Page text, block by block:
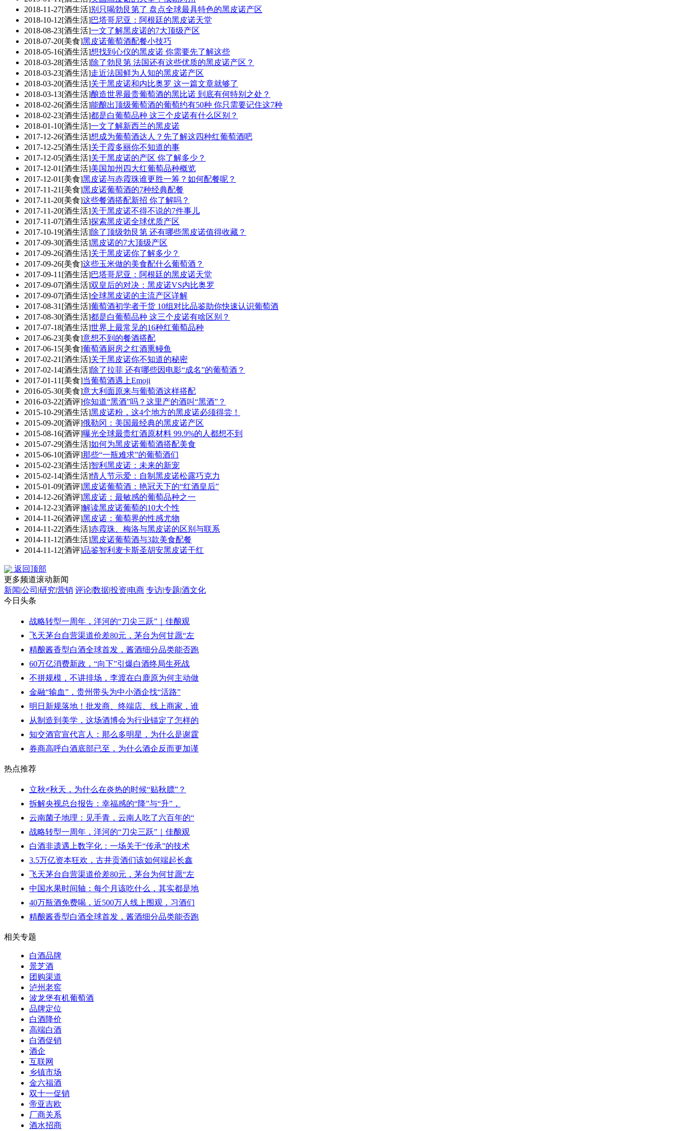
2018-11-27[酒生活]别只喝勃艮第了 盘点全球最具特色的黑皮诺产区
2018-10-12[酒生活]巴塔哥尼亚：阿根廷的黑皮诺天堂
2018-08-23[酒生活]一文了解黑皮诺的7大顶级产区
2018-07-20[美食]黑皮诺葡萄酒配餐小技巧
2018-05-16[酒生活]想找到心仪的黑皮诺 你需要先了解这些
2018-03-28[酒生活]除了勃艮第 法国还有这些优质的黑皮诺产区？
2018-03-23[酒生活]走近法国鲜为人知的黑皮诺产区
2018-03-20[酒生活]关于黑皮诺和内比奥罗 这一篇文章就够了
2018-03-13[酒生活]酿造世界最贵葡萄酒的黑比诺 到底有何特别之处？
2018-02-26[酒生活]能酿出顶级葡萄酒的葡萄约有50种 你只需要记住这7种
2018-02-23[酒生活]都是白葡萄品种 这三个皮诺有什么区别？
2018-01-10[酒生活]一文了解新西兰的黑皮诺
2017-12-26[酒生活]想成为葡萄酒达人？先了解这四种红葡萄酒吧
2017-12-25[酒生活]关于霞多丽你不知道的事
2017-12-05[酒生活]关于黑皮诺的产区 你了解多少？
2017-12-01 [酒生活]美国加州四大红葡萄品种概览
2017-12-01 [美食]黑皮诺与赤霞珠谁更胜一筹？如何配餐呢？
2017-11-21 [美食]黑皮诺葡萄酒的7种经典配餐
2017-11-20[美食]这些餐酒搭配新招 你了解吗？
2017-11-20[酒生活]关于黑皮诺不得不说的7件事儿
2017-11-07[酒生活]探索黑皮诺全球优质产区
2017-10-19[酒生活]除了顶级勃艮第 还有哪些黑皮诺值得收藏？
2017-09-30[酒生活]黑皮诺的7大顶级产区
2017-09-26[酒生活]关于黑皮诺你了解多少？
2017-09-26[美食]这些玉米做的美食配什么葡萄酒？
2017-09-11 [酒生活]巴塔哥尼亚：阿根廷的黑皮诺天堂
2017-09-07[酒生活]双皇后的对决：黑皮诺VS内比奥罗
2017-09-07[酒生活]全球黑皮诺的主流产区详解
2017-08-31 [酒生活]葡萄酒初学者干货 10组对比品鉴助你快速认识葡萄酒
2017-08-30[酒生活]都是白葡萄品种 这三个皮诺有啥区别？
2017-07-18[酒生活]世界上最常见的16种红葡萄品种
2017-06-23[美食]意想不到的餐酒搭配
2017-06-15[美食]葡萄酒厨房之红酒熏鳗鱼
2017-02-21 [酒生活]关于黑皮诺你不知道的秘密
2017-02-14[酒生活]除了拉菲 还有哪些因电影“成名”的葡萄酒？
2017-01-11 [美食]当葡萄酒遇上Emoji
2016-05-30[美食]意大利面原来与葡萄酒这样搭配
2016-03-22[酒评]你知道“黑酒”吗？这里产的酒叫“黑酒”？
2015-10-29[酒生活]黑皮诺粉，这4个地方的黑皮诺必须得尝！
2015-09-20[酒评]俄勒冈：美国最经典的黑皮诺产区
2015-08-16[酒评]曝光全球最贵红酒原材料 99.9%的人都想不到
2015-07-29[酒生活]如何为黑皮诺葡萄酒搭配美食
2015-06-10[酒评]那些“一瓶难求”的葡萄酒们
2015-02-23[酒生活]智利黑皮诺：未来的新宠
2015-02-14[酒生活]情人节示爱：自制黑皮诺松露巧克力
2015-01-09[酒评]黑皮诺葡萄酒：艳冠天下的“红酒皇后”
2014-12-26[酒评]黑皮诺：最敏感的葡萄品种之一
2014-12-23[酒评]解读黑皮诺葡萄的10大个性
2014-11-26[酒评]黑皮诺：葡萄界的性感尤物
2014-11-22[酒生活]赤霞珠、梅洛与黑皮诺的区别与联系
2014-11-12[酒生活]黑皮诺葡萄酒与3款美食配餐
2014-11-12[酒评]品鉴智利麦卡斯圣胡安黑皮诺干红
返回顶部
更多频道滚动新闻
新闻|公司 |研究|营销 评论|数据|投资|电商 专访|专题|酒文化
今日头条
战略转型一周年，洋河的“刀尖三跃”｜佳酿观
飞天茅台自营渠道价差80元，茅台为何甘愿“左
精酿酱香型白酒全球首发，酱酒细分品类能否跑
60万亿消费新政，“向下”引爆白酒终局生死战
不拼规模，不讲排场，李渡在白鹿原为何主动做
金融“输血”，贵州带头为中小酒企找“活路”
明日新规落地！批发商、终端店、线上商家，谁
从制造到美学，这场酒博会为行业锚定了怎样的
知交酒官宣代言人：那么多明星，为什么是谢霆
券商高呼白酒底部已至，为什么酒企反而更加谨
热点推荐
立秋≠秋天，为什么在炎热的时候“贴秋膘”？
拆解央视总台报告：幸福感的“降”与“升”，
云南菌子地理：见手青，云南人吃了六百年的“
战略转型一周年，洋河的“刀尖三跃”｜佳酿观
白酒非遗遇上数字化：一场关于“传承”的技术
3.5万亿资本狂欢，古井贡酒们该如何端起长鑫
飞天茅台自营渠道价差80元，茅台为何甘愿“左
中国水果时间轴：每个月该吃什么，其实都是地
40万瓶酒免费喝，近500万人线上围观，习酒们
精酿酱香型白酒全球首发，酱酒细分品类能否跑
相关专题
白酒品牌
景芝酒
团购渠道
泸州老窖
波龙堡有机葡萄酒
品牌定位
白酒降价
高端白酒
白酒促销
酒企
互联网
乡镇市场
金六福酒
双十一促销
帝亚吉欧
厂商关系
酒水招商